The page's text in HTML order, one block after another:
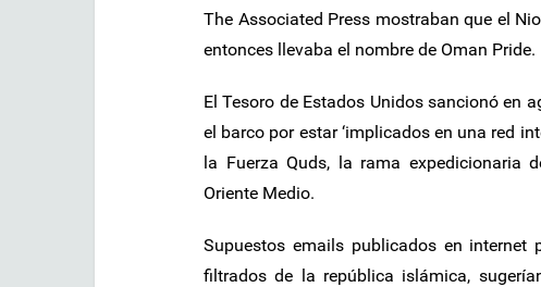
The Associated Press mostraban que el
entonces llevaba el nombre de Oman Pride.
El Tesoro de Estados Unidos sancionó en
el barco por estar ‘implicados en una red
la Fuerza Quds, la rama expedicionaria
Oriente Medio.
Supuestos emails publicados en
filtrados de la república islámica,